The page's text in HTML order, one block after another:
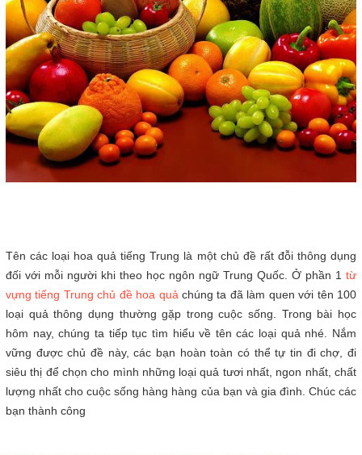
Tên các loại hoa quả tiếng Trung là một chủ đề rất đỗi thông dụng
đối với mỗi người khi theo học ngôn ngữ Trung Quốc. Ở phần 1 từ
vựng tiếng Trung chủ đề hoa quả chúng ta đã làm quen với tên 100
loại quả thông dụng thường gặp trong cuộc sống. Trong bài học
hôm nay, chúng ta tiếp tục tìm hiểu về tên các loại quả nhé. Nắm
vững được chủ đề này, các bạn hoàn toàn có thể tự tin đi chợ, đi
siêu thị để chọn cho mình những loại quả tươi nhất, ngon nhất, chất
lượng nhất cho cuộc sống hàng hàng của bạn và gia đình. Chúc các
bạn thành công